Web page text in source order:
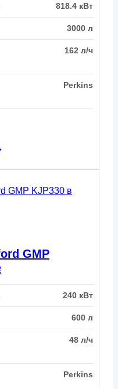
818.4 кВт
3000 л
162 л/ч
Perkins
GMP
240 кВт
600 л
48 л/ч
Perkins